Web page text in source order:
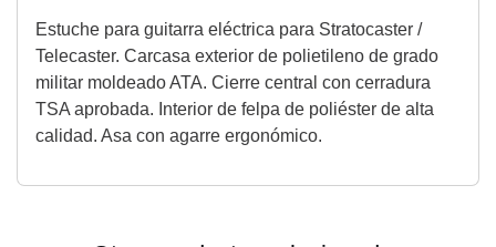
Estuche para guitarra eléctrica para Stratocaster /
Telecaster. Carcasa exterior de polietileno de grado
militar moldeado ATA. Cierre central con cerradura
TSA aprobada. Interior de felpa de poliéster de alta
calidad. Asa con agarre ergonómico.